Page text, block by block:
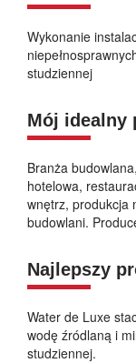
Wykonanie
studziennej
Mój idealny
Branża
hotelowa,
wnętrz, produkcja
budowlani.
Najlepszy
Water de Luxe
wodę źródlaną i
studziennej.